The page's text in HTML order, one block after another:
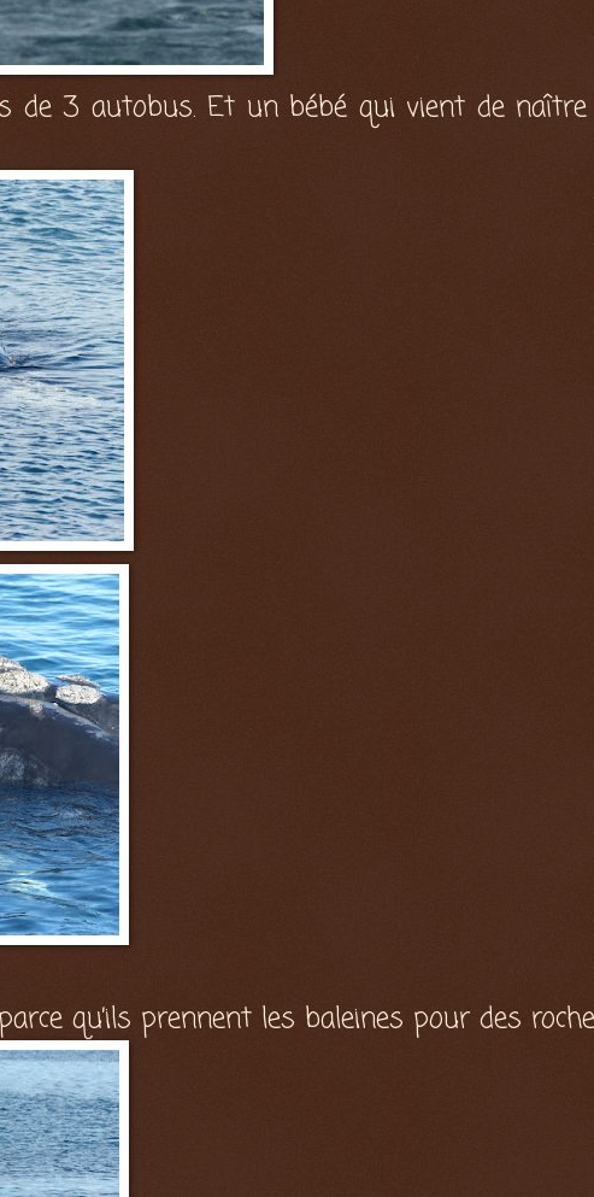
de 3 autobus. Et un bébé qui vient de
qu’ils prennent les baleines pour des